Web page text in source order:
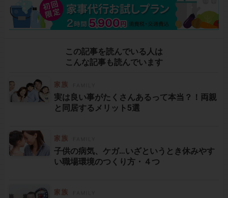
この記事を読んでいる人は
こんな記事も読んでいます
実は良い事がたくさんあるって本当？！両親
と同居するメリット5選
子供の病気、ケガ…いざというとき休みやす
い職場環境のつくり方・４つ